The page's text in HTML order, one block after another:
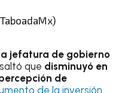
jefatura de gobierno
que disminuyó en
de
de la inversión